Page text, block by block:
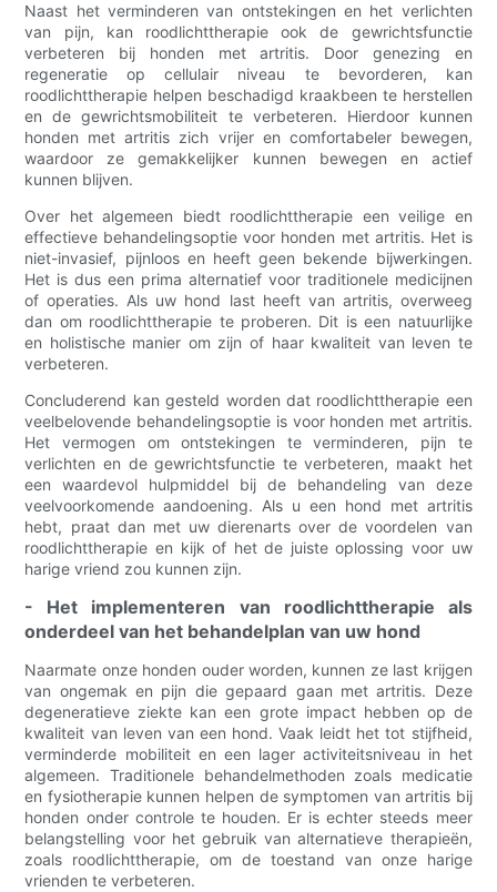
Naast het verminderen van ontstekingen en het verlichten
van pijn, kan roodlichttherapie ook de gewrichtsfunctie
verbeteren bij honden met artritis. Door genezing en
regeneratie op cellulair niveau te bevorderen, kan
roodlichttherapie helpen beschadigd kraakbeen te herstellen
en de gewrichtsmobiliteit te verbeteren. Hierdoor kunnen
honden met artritis zich vrijer en comfortabeler bewegen,
waardoor ze gemakkelijker kunnen bewegen en actief
kunnen blijven.
Over het algemeen biedt roodlichttherapie een veilige en
effectieve behandelingsoptie voor honden met artritis. Het is
niet-invasief, pijnloos en heeft geen bekende bijwerkingen.
Het is dus een prima alternatief voor traditionele medicijnen
of operaties. Als uw hond last heeft van artritis, overweeg
dan om roodlichttherapie te proberen. Dit is een natuurlijke
en holistische manier om zijn of haar kwaliteit van leven te
verbeteren.
Concluderend kan gesteld worden dat roodlichttherapie een
veelbelovende behandelingsoptie is voor honden met artritis.
Het vermogen om ontstekingen te verminderen, pijn te
verlichten en de gewrichtsfunctie te verbeteren, maakt het
een waardevol hulpmiddel bij de behandeling van deze
veelvoorkomende aandoening. Als u een hond met artritis
hebt, praat dan met uw dierenarts over de voordelen van
roodlichttherapie en kijk of het de juiste oplossing voor uw
harige vriend zou kunnen zijn.
- Het implementeren van roodlichttherapie als
onderdeel van het behandelplan van uw hond
Naarmate onze honden ouder worden, kunnen ze last krijgen
van ongemak en pijn die gepaard gaan met artritis. Deze
degeneratieve ziekte kan een grote impact hebben op de
kwaliteit van leven van een hond. Vaak leidt het tot stijfheid,
verminderde mobiliteit en een lager activiteitsniveau in het
algemeen. Traditionele behandelmethoden zoals medicatie
en fysiotherapie kunnen helpen de symptomen van artritis bij
honden onder controle te houden. Er is echter steeds meer
belangstelling voor het gebruik van alternatieve therapieën,
zoals roodlichttherapie, om de toestand van onze harige
vrienden te verbeteren.